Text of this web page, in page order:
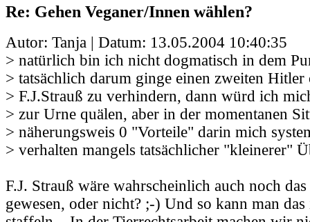
Re: Gehen Veganer/Innen wählen?
Autor: Tanja | Datum: 13.05.2004 10:40:35
> natürlich bin ich nicht dogmatisch in dem
> tatsächlich darum ginge einen zweiten Hitler
> F.J.Strauß zu verhindern, dann würd ich
> zur Urne quälen, aber in der momentanen
> näherungsweis 0 "Vorteile" darin mich
> verhalten mangels tatsächlicher "kleinerer"
F.J. Strauß wäre wahrscheinlich auch noch
gewesen, oder nicht? ;-) Und so kann man